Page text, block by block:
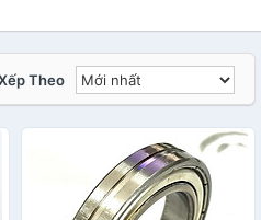
Theo